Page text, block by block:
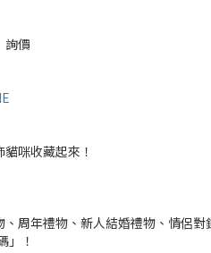
詢價
咪收藏起來！
周年禮物、新人結婚禮物、情侶對
」！